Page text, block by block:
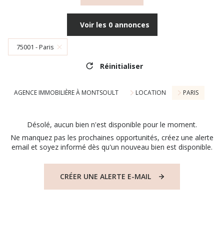
Voir les 0annonces
75001 - Paris
Réinitialiser
AGENCE IMMOBILIÈRE À MONTSOULT LOCATION PARIS
Désolé, aucun bien n'est disponible pour le moment.
Ne manquez pas les prochaines opportunités, créez une alerte
email et soyez informé dès qu'un nouveau bien est disponible.
CRÉER UNE ALERTE E-MAIL